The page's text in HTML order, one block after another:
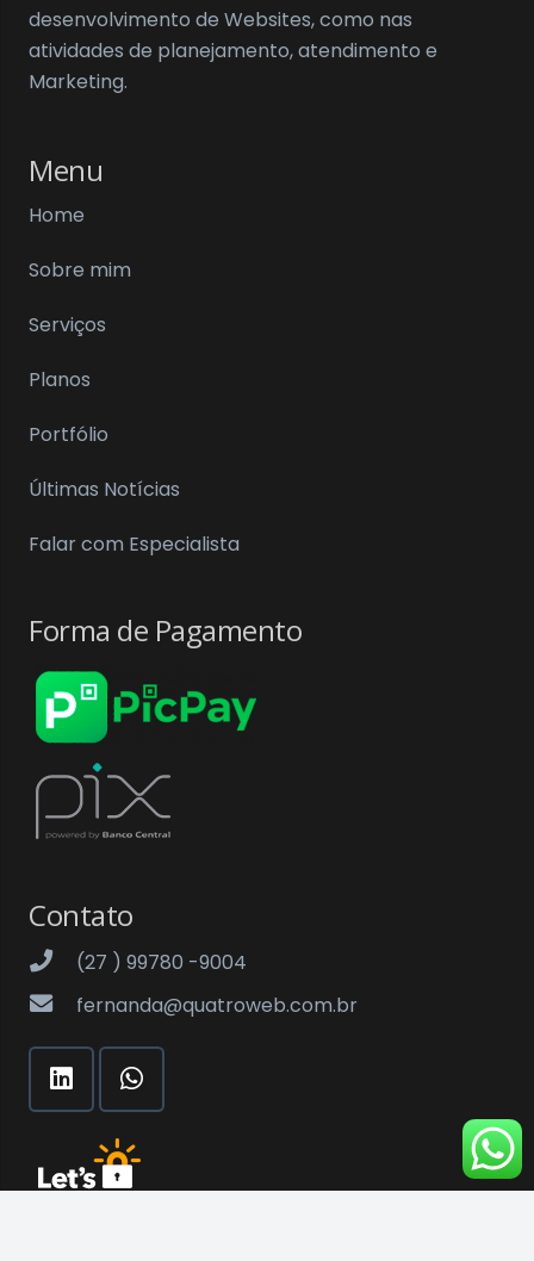
desenvolvimento de Websites, como nas
atividades de planejamento, atendimento e
Marketing.
Menu
Home
Sobre mim
Serviços
Planos
Portfólio
Últimas Notícias
Falar com Especialista
Forma de Pagamento
Contato
(27 ) 99780 -9004
fernanda@quatroweb.com.br